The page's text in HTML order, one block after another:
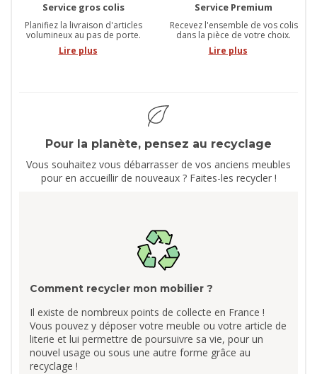
Service gros colis
Planifiez la livraison d'articles
volumineux au pas de porte.
Lire plus
Service Premium
Recevez l'ensemble de vos colis
dans la pièce de votre choix.
Lire plus
Pour la planète, pensez au recyclage
Vous souhaitez vous débarrasser de vos anciens meubles
pour en accueillir de nouveaux ? Faites-les recycler !
Comment recycler mon mobilier ?
Il existe de nombreux points de collecte en France !
Vous pouvez y déposer votre meuble ou votre article de
literie et lui permettre de poursuivre sa vie, pour un
nouvel usage ou sous une autre forme grâce au
recyclage !